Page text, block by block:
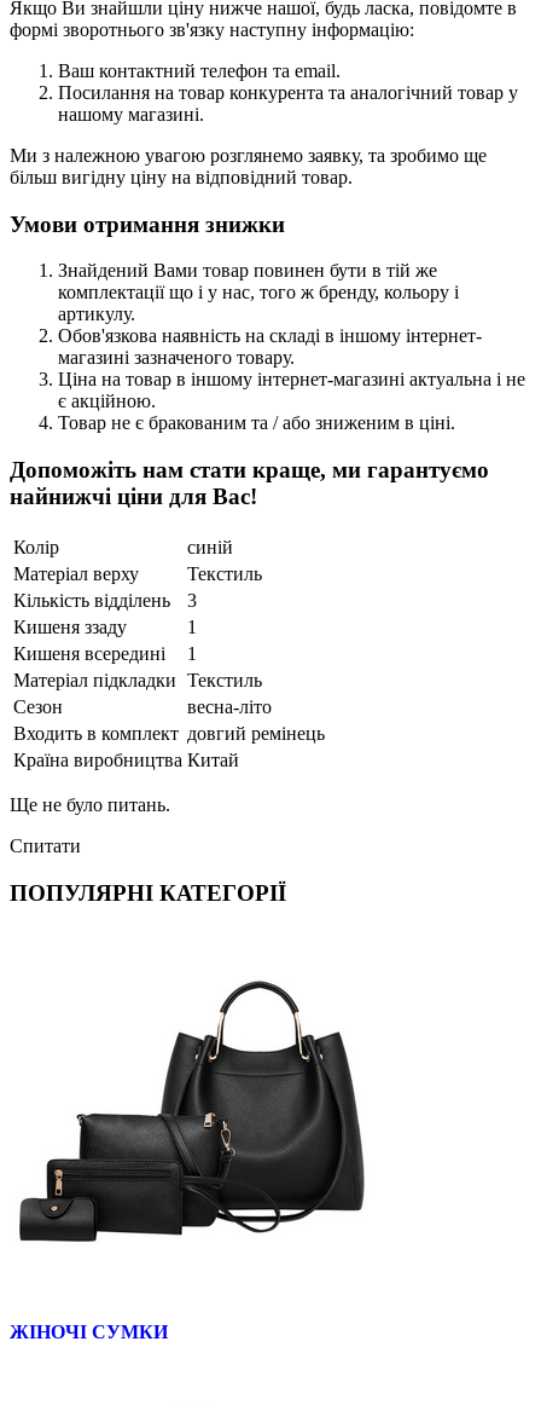
Якщо Ви знайшли ціну нижче нашої, будь ласка, повідомте в
формі зворотнього зв'язку наступну інформацію:
Ваш контактний телефон та email.
Посилання на товар конкурента та аналогічний товар у
нашому магазині.
Ми з належною увагою розглянемо заявку, та зробимо ще
більш вигідну ціну на відповідний товар.
Умови отримання знижки
Знайдений Вами товар повинен бути в тій же
комплектації що і у нас, того ж бренду, кольору і
артикулу.
Обов'язкова наявність на складі в іншому інтернет-
магазині зазначеного товару.
Ціна на товар в іншому інтернет-магазині актуальна і не
є акційною.
Товар не є бракованим та / або зниженим в ціні.
Допоможіть нам стати краще, ми гарантуємо
найнижчі ціни для Вас!
Колір
синій
Матеріал верху
Текстиль
Кількість відділень
3
Кишеня ззаду
1
Кишеня всередині
1
Матеріал підкладки Текстиль
Сезон
весна-літо
Входить в комплект довгий ремінець
Країна виробництва Китай
Ще не було питань.
Спитати
ПОПУЛЯРНІ КАТЕГОРІЇ
ЖІНОЧІ СУМКИ